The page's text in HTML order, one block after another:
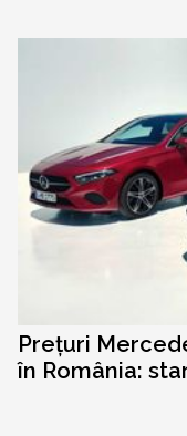
Prețuri
în România: